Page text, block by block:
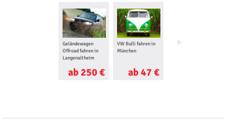
Geländewagen
Offroad fahren in
Langenaltheim
ab 250 €
VW Bulli fahren in
München
ab 47 €
Quad fahren in